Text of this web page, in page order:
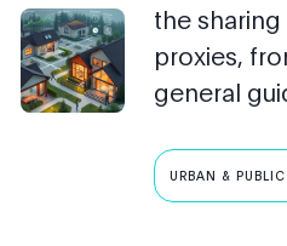
the
proxies,
general
URBAN &